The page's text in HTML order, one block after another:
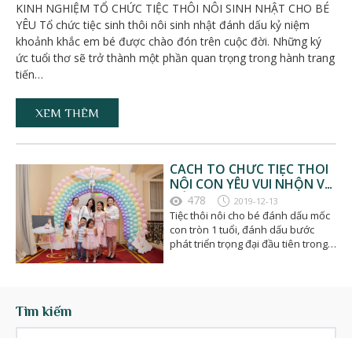
KINH NGHIỆM TỔ CHỨC TIỆC THÔI NÔI SINH NHẬT CHO BÉ
YÊU Tổ chức tiệc sinh thôi nôi sinh nhật đánh dấu kỷ niệm
khoảnh khắc em bé được chào đón trên cuộc đời. Những ký
ức tuổi thơ sẽ trở thành một phần quan trọng trong hành trang
tiến…
XEM THÊM
CÁCH TỔ CHỨC TIỆC THÔI
NÔI CON YÊU VUI NHỘN VÀ
ĐÁNG NHỚ
478 2019-12-13
Tiệc thôi nôi cho bé đánh dấu mốc
con tròn 1 tuổi, đánh dấu bước
phát triển trọng đại đầu tiên trong
Tìm kiếm